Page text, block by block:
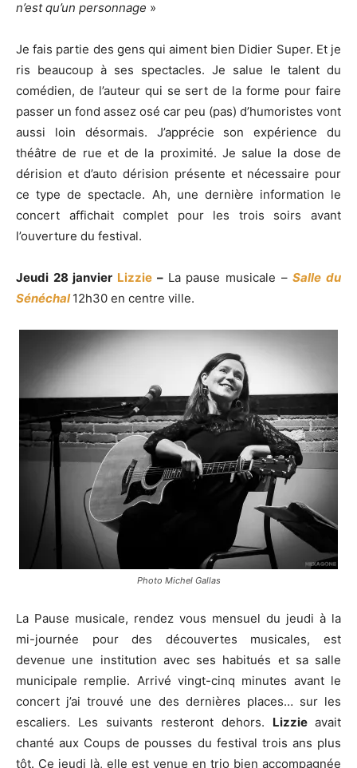
n’est qu’un personnage »
Je fais partie des gens qui aiment bien Didier Super. Et je
ris beaucoup à ses spectacles. Je salue le talent du
comédien, de l’auteur qui se sert de la forme pour faire
passer un fond assez osé car peu (pas) d’humoristes vont
aussi loin désormais. J’apprécie son expérience du
théâtre de rue et de la proximité. Je salue la dose de
dérision et d’auto dérision présente et nécessaire pour
ce type de spectacle. Ah, une dernière information le
concert affichait complet pour les trois soirs avant
l’ouverture du festival.
Jeudi 28 janvier Lizzie – La pause musicale –Salle du
Sénéchal 12h30 en centre ville.
Photo Michel Gallas
La Pause musicale, rendez vous mensuel du jeudi à la
mi-journée pour des découvertes musicales, est
devenue une institution avec ses habitués et sa salle
municipale remplie. Arrivé vingt-cinq minutes avant le
concert j’ai trouvé une des dernières places… sur les
escaliers. Les suivants resteront dehors. Lizzie avait
chanté aux Coups de pousses du festival trois ans plus
tôt. Ce jeudi là, elle est venue en trio bien accompagnée